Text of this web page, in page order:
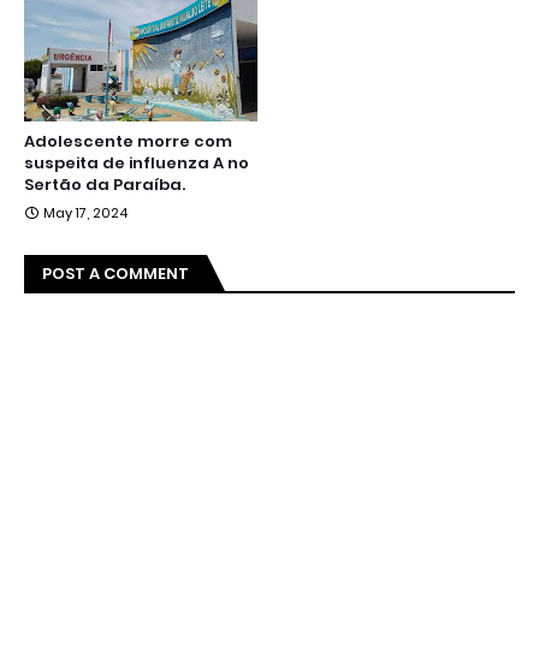
Adolescente morre com
suspeita de influenza A no
Sertão da Paraíba.
May 17, 2024
POST A COMMENT